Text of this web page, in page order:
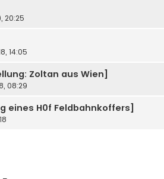
20:25
14:05
Zoltan aus Wien]
08:29
eines H0f Feldbahnkoffers]